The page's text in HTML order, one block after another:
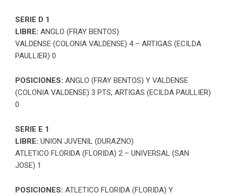
SERIE D 1
LIBRE: ANGLO (FRAY BENTOS)
VALDENSE (COLONIA VALDENSE) 4 – ARTIGAS (ECILDA
PAULLIER) 0
POSICIONES: ANGLO (FRAY BENTOS) Y VALDENSE
(COLONIA VALDENSE) 3 PTS, ARTIGAS (ECILDA PAULLIER)
0
SERIE E 1
LIBRE: UNION JUVENIL (DURAZNO)
ATLETICO FLORIDA (FLORIDA) 2 – UNIVERSAL (SAN
JOSE) 1
POSICIONES: ATLETICO FLORIDA (FLORIDA) Y